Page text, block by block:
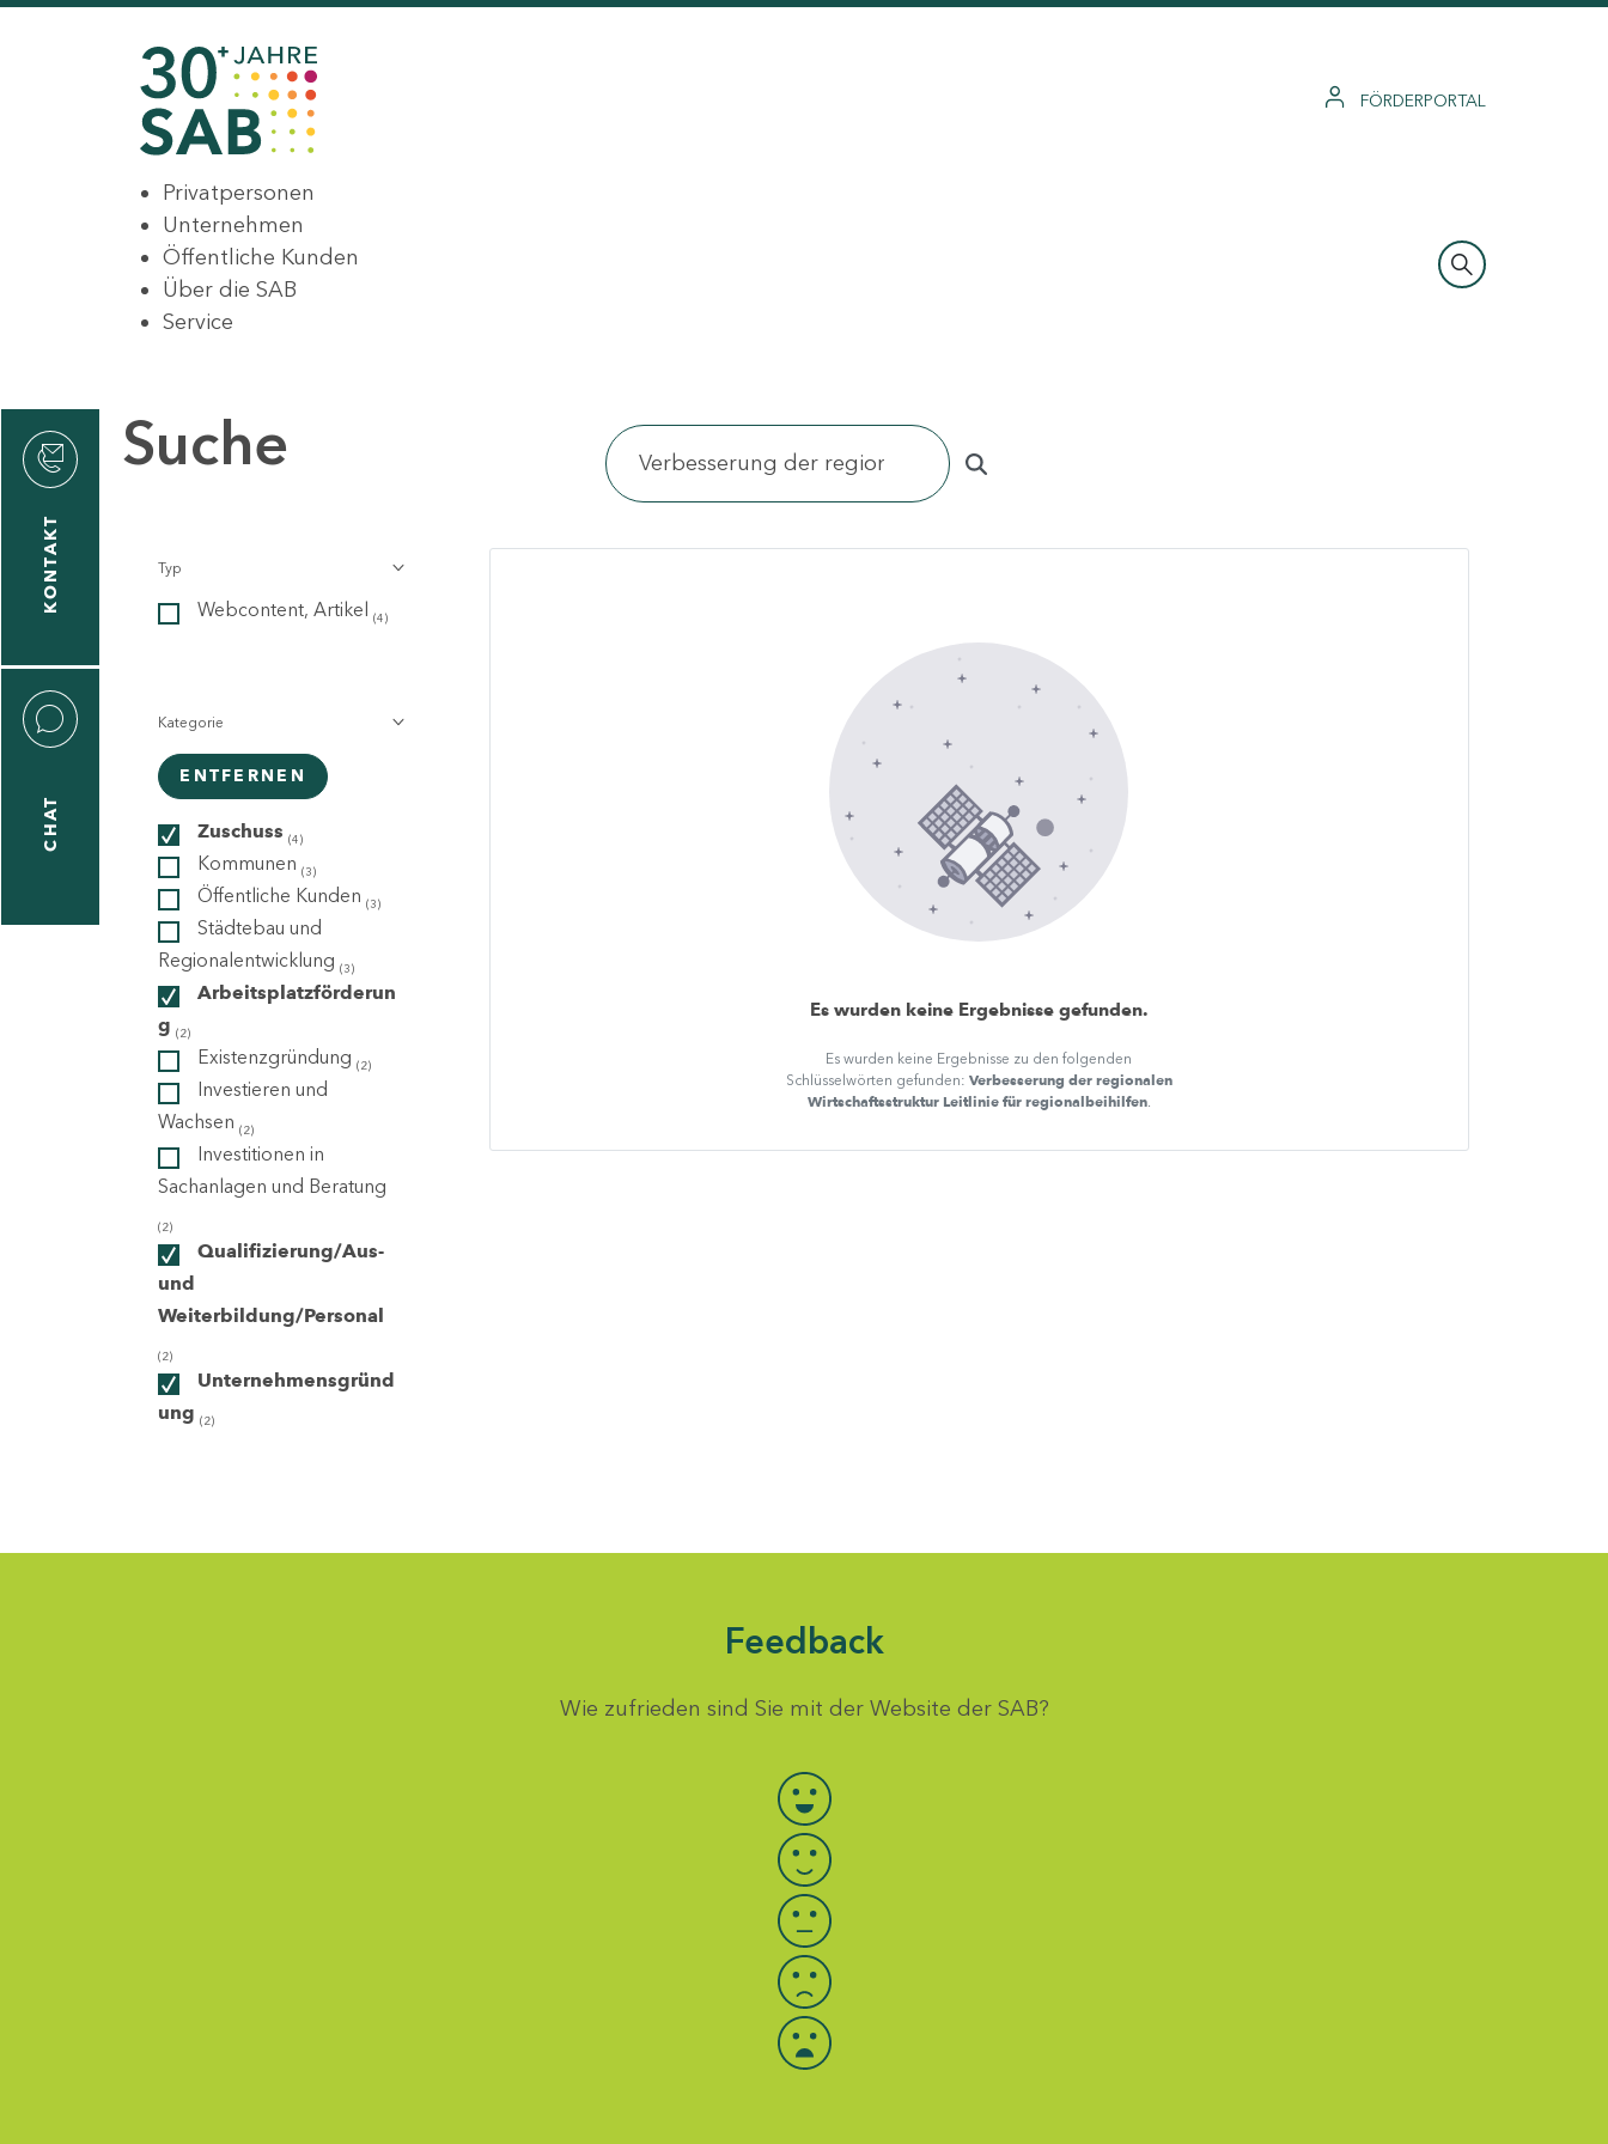
FÖRDERPORTAL
Privatpersonen
Unternehmen
Öffentliche Kunden
Über die SAB
Service
KONTAKT
CHAT
Suche
Typ
Webcontent, Artikel (4)
Kategorie
ENTFERNEN
Zuschuss (4)
Kommunen (3)
Öffentliche Kunden (3)
Städtebau und
Regionalentwicklung (3)
Arbeitsplatzförderun
g (2)
Existenzgründung (2)
Investieren und
Wachsen (2)
Investitionen in
Sachanlagen und Beratung
(2)
Qualifizierung/Aus-
und
Weiterbildung/Personal
(2)
Unternehmensgründ
ung (2)
Es wurden keine Ergebnisse gefunden.
Es wurden keine Ergebnisse zu den folgenden
Schlüsselwörten gefunden: Verbesserung der regionalen
Wirtschaftsstruktur Leitlinie für regionalbeihilfen.
Feedback
Wie zufrieden sind Sie mit der Website der SAB?
Bewertung auswählen